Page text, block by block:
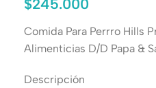
$245.000
Comida Para Perrro Hills
Alimenticias D/D Papa &
Descripción